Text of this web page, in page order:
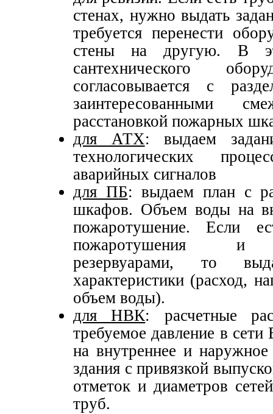
стенах, нужно выдать
требуется перенести
стены на другую. В
сантехнического
согласовывается с
заинтересованными
расстановкой пожарных
для АТХ: выдаем
технологических
аварийных сигналов
для ПБ: выдаем план с
шкафов. Объем воды на
пожаротушение. Если
пожаротушения и
резервуарами, то
характеристики (расход,
объем воды).
для НВК: расчетные
требуемое давление в
на внутреннее и
здания с привязкой
отметок и диаметров
труб.